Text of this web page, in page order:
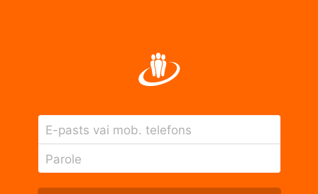
E-pasts vai mob. telefons
Parole